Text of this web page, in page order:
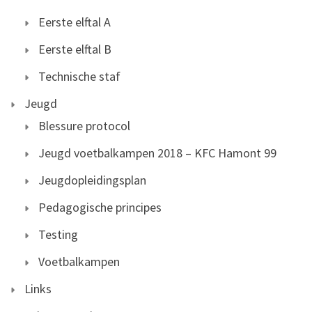
Eerste elftal A
Eerste elftal B
Technische staf
Jeugd
Blessure protocol
Jeugd voetbalkampen 2018 – KFC Hamont 99
Jeugdopleidingsplan
Pedagogische principes
Testing
Voetbalkampen
Links